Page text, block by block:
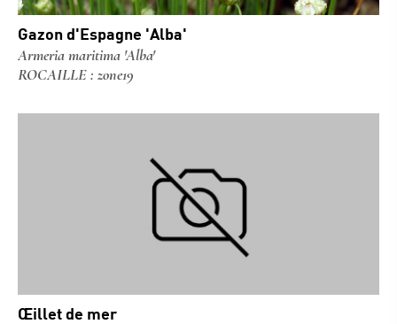
Gazon d'Espagne 'Alba'
Armeria maritima 'Alba'
ROCAILLE : zone19
Œillet de mer